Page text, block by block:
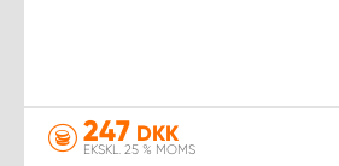
247 DKK
EKSKL. 25 % MOMS